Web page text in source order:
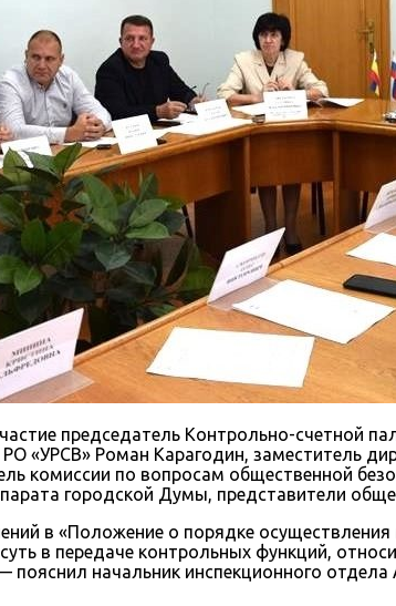
председатель Контрольно-счетной
«УРСВ» Роман Карагодин, заместитель
комиссии по вопросам общественной
городской Думы, представители
в «Положение о порядке
в передаче контрольных функций,
начальник инспекционного